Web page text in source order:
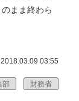
まま終わら
03:55
部 財務省